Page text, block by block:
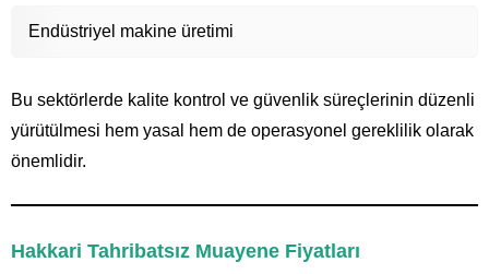
Endüstriyel makine üretimi
Bu sektörlerde kalite kontrol ve güvenlik süreçlerinin düzenli
yürütülmesi hem yasal hem de operasyonel gereklilik olarak
önemlidir.
Hakkari Tahribatsız Muayene Fiyatları